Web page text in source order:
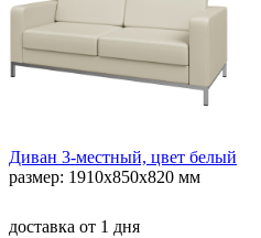
Диван 3-местный, цвет белый
размер: 1910х850х820 мм
доставка от 1 дня